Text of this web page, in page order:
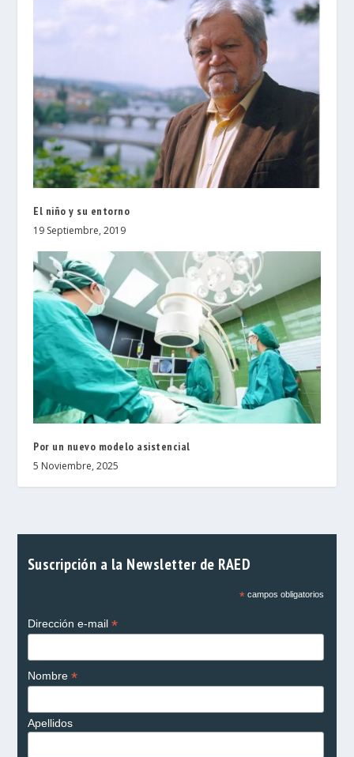
El niño y su entorno
19 Septiembre, 2019
Por un nuevo modelo asistencial
5 Noviembre, 2025
Suscripción a la Newsletter de RAED
*campos obligatorios
Dirección e-mail *
Nombre *
Apellidos